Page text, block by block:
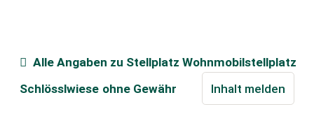
Alle Angaben zu Stellplatz Wohnmobilstellplatz
Schlösslwiese ohne Gewähr Inhalt melden